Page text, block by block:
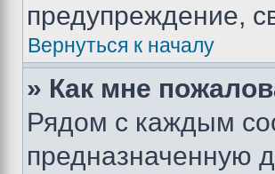
предупреждение,
Вернуться к началу
» Как мне
Рядом с каждым
предназначенную